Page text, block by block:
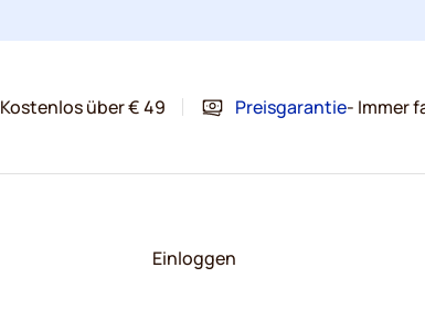
Kostenlos über € 49 Preisgarantie- Immer
Einloggen